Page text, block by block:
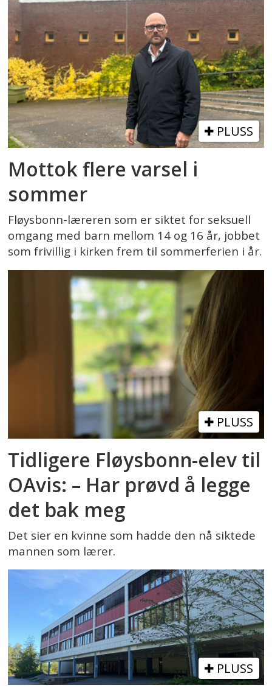
PLUSS
Mottok flere varsel i
sommer
Fløysbonn-læreren som er siktet for seksuell
omgang med barn mellom 14 og 16 år, jobbet
som frivillig i kirken frem til sommerferien i år.
PLUSS
Tidligere Fløysbonn-elev til
OAvis: – Har prøvd å legge
det bak meg
Det sier en kvinne som hadde den nå siktede
mannen som lærer.
PLUSS